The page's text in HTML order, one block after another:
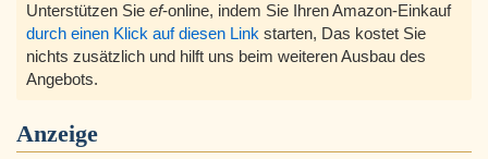
Unterstützen Sie ef-online, indem Sie Ihren Amazon-Einkauf
durch einen Klick auf diesen Link starten, Das kostet Sie
nichts zusätzlich und hilft uns beim weiteren Ausbau des
Angebots.
Anzeige